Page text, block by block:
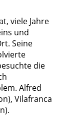
viele Jahre
und
Seine
die
Alfred
Vilafranca